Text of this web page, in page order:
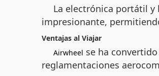
La electrónica portátil y
impresionante,
Ventajas al Viajar
Airwheel se ha
reglamentaciones